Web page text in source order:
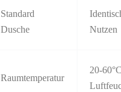
Standard
Dusche
Nutzen
Raumtemperatur
20-